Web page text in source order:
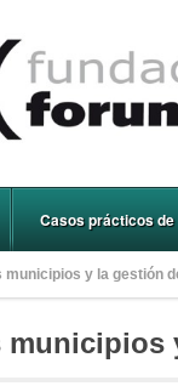
Casos prácticos
municipios y la gestión
municipios